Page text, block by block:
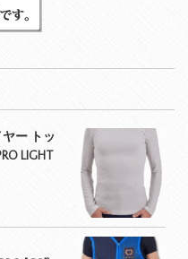
ー トッ
LIGHT